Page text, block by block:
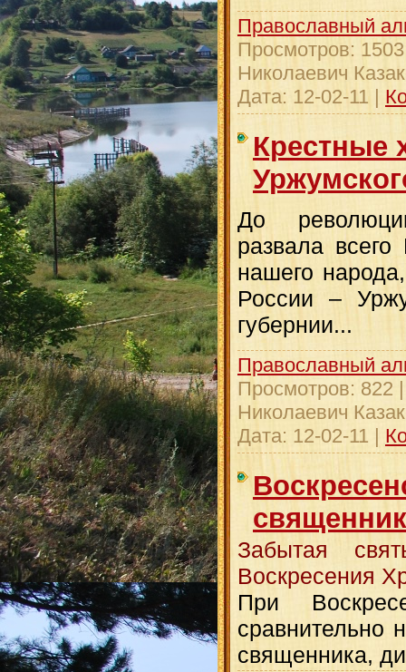
Православный
Просмотров: 1503
Николаевич
Дата: 12-02-11 |
Крестные
До
развала всего
нашего
России –
губернии...
Православный
Просмотров: 822
Николаевич
Дата: 12-02-11 |
Забытая
Воскресения
При
сравнительно
священника,